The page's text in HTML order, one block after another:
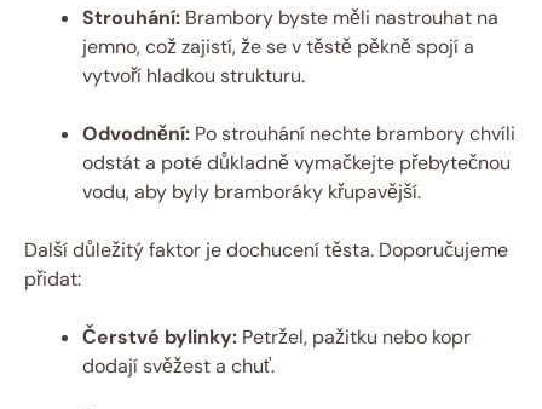
Strouhání: Brambory byste měli nastrouhat na
jemno, což zajistí, že se v těstě pěkně spojí a
vytvoří hladkou strukturu.
Odvodnění: Po strouhání nechte brambory chvíli
odstát a poté důkladně vymačkejte přebytečnou
vodu, aby byly bramboráky křupavější.
Další důležitý faktor je dochucení těsta. Doporučujeme
přidat:
Čerstvé bylinky: Petržel, pažitku nebo kopr
dodají svěžest a chuť.